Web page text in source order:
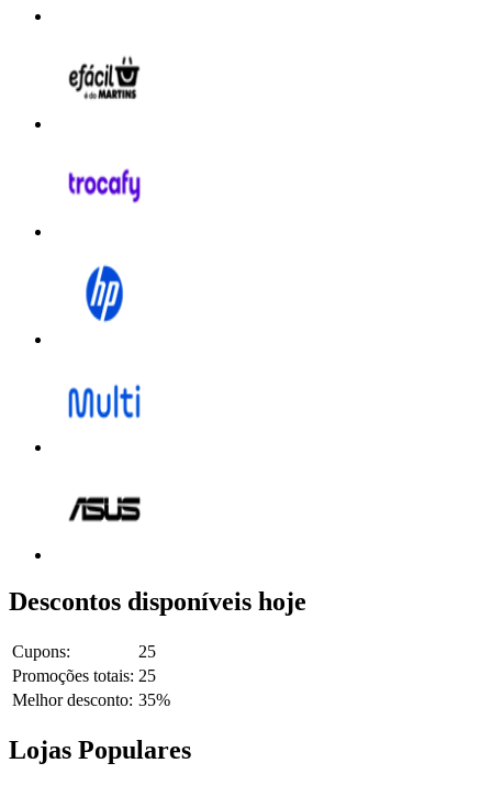
Descontos disponíveis hoje
Cupons:
25
Promoções totais: 25
Melhor desconto: 35%
Lojas Populares